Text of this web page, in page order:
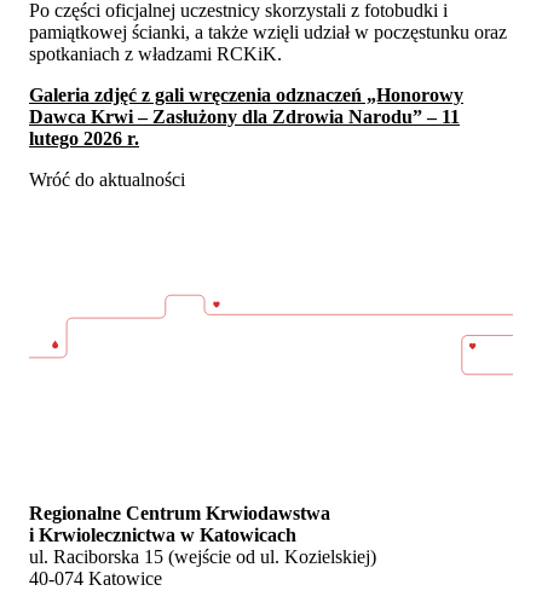
Po części oficjalnej uczestnicy skorzystali z fotobudki i
pamiątkowej ścianki, a także wzięli udział w poczęstunku oraz
spotkaniach z władzami RCKiK.
Galeria zdjęć z gali wręczenia odznaczeń „Honorowy
Dawca Krwi – Zasłużony dla Zdrowia Narodu” – 11
lutego 2026 r.
Wróć do aktualności
Regionalne Centrum Krwiodawstwa
i Krwiolecznictwa w Katowicach
ul. Raciborska 15 (wejście od ul. Kozielskiej)
40-074 Katowice